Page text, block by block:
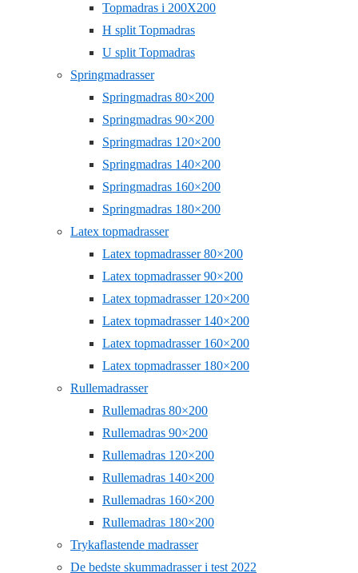
Topmadras i 200X200
H split Topmadras
U split Topmadras
Springmadrasser
Springmadras 80×200
Springmadras 90×200
Springmadras 120×200
Springmadras 140×200
Springmadras 160×200
Springmadras 180×200
Latex topmadrasser
Latex topmadrasser 80×200
Latex topmadrasser 90×200
Latex topmadrasser 120×200
Latex topmadrasser 140×200
Latex topmadrasser 160×200
Latex topmadrasser 180×200
Rullemadrasser
Rullemadras 80×200
Rullemadras 90×200
Rullemadras 120×200
Rullemadras 140×200
Rullemadras 160×200
Rullemadras 180×200
Trykaflastende madrasser
De bedste skummadrasser i test 2022